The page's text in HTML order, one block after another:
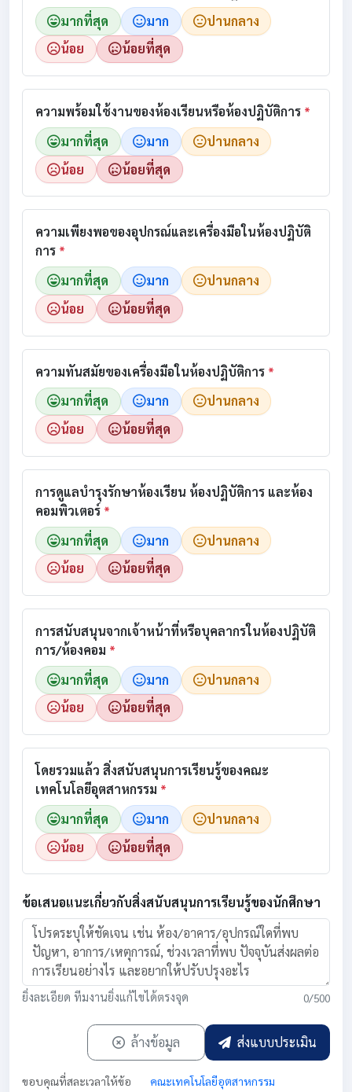
มากที่สุด
มาก
ปานกลาง
น้อย
น้อยที่สุด
ความพร้อมใช้งานของห้องเรียนหรือห้องปฏิบัติการ *
มากที่สุด
มาก
ปานกลาง
น้อย
น้อยที่สุด
ความเพียงพอของอุปกรณ์และเครื่องมือในห้องปฏิบัติ
การ *
มากที่สุด
มาก
ปานกลาง
น้อย
น้อยที่สุด
ความทันสมัยของเครื่องมือในห้องปฏิบัติการ *
มากที่สุด
มาก
ปานกลาง
น้อย
น้อยที่สุด
การดูแลบำรุงรักษาห้องเรียน ห้องปฏิบัติการ และห้อง
คอมพิวเตอร์ *
มากที่สุด
มาก
ปานกลาง
น้อย
น้อยที่สุด
การสนับสนุนจากเจ้าหน้าที่หรือบุคลากรในห้องปฏิบัติ
การ/ห้องคอม *
มากที่สุด
มาก
ปานกลาง
น้อย
น้อยที่สุด
โดยรวมแล้ว สิ่งสนับสนุนการเรียนรู้ของคณะ
เทคโนโลยีอุตสาหกรรม *
มากที่สุด
มาก
ปานกลาง
น้อย
น้อยที่สุด
ข้อเสนอแนะเกี่ยวกับสิ่งสนับสนุนการเรียนรู้ของนักศึกษา
ยิ่งละเอียด ทีมงานยิ่งแก้ไขได้ตรงจุด 0/500
ล้างข้อมูล ส่งแบบประเมิน
ขอบคุณที่สละเวลาให้ข้อ
คณะเทคโนโลยีอุตสาหกรรม